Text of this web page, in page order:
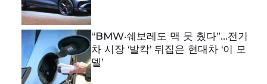
“BMW·쉐보레도 맥 못 췄다”…전기
차 시장 ‘발칵’ 뒤집은 현대차 ‘이 모
델’